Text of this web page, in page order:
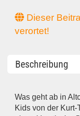
Dieser
verortet!
Beschreibung
Was geht ab in
Kids von der